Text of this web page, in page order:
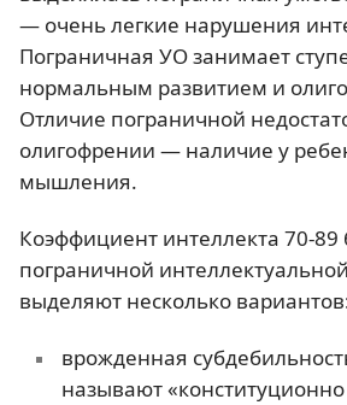
— очень легкие нарушения
Пограничная УО занимает
нормальным развитием и
Отличие пограничной
олигофрении — наличие у
мышления.
Коэффициент интеллекта 70-89
пограничной
выделяют несколько
врожденная
называют